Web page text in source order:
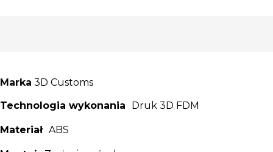
Marka 3D Customs
Technologia wykonania
Druk 3D FDM
Materiał ABS